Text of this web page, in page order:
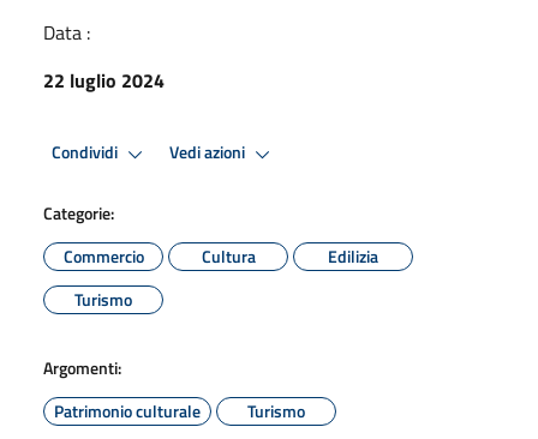
Data :
22 luglio 2024
Condividi Vedi azioni
Categorie:
Commercio
Cultura
Edilizia
Turismo
Argomenti:
Patrimonio culturale
Turismo